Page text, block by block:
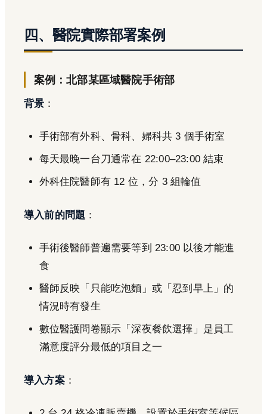
四、醫院實際部署案例
案例：北部某區域醫院手術部
背景 ：
手術部有外科、骨科、婦科共 3 個手術室
每天最晚一台刀通常在 22:00–23:00 結束
外科住院醫師有 12 位，分 3 組輪值
導入前的問題 ：
手術後醫師普遍需要等到 23:00 以後才能進
食
醫師反映「只能吃泡麵」或「忍到早上」的
情況時有發生
數位醫護問卷顯示「深夜餐飲選擇」是員工
滿意度評分最低的項目之一
導入方案：